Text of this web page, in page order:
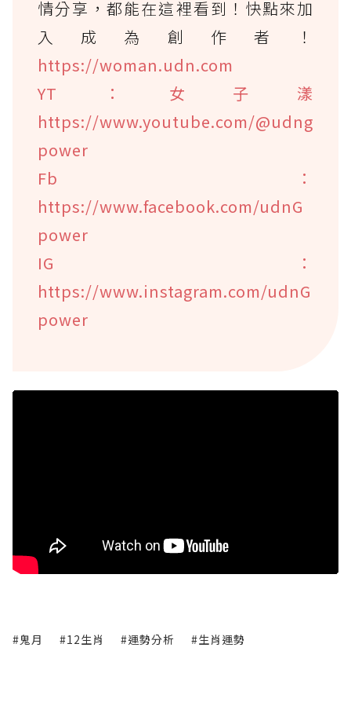
情分享，都能在這裡看到！快點來加
入成為創作者！
https://woman.udn.com
YT：女子漾
https://www.youtube.com/@udng
power
Fb：
https://www.facebook.com/udnG
power
IG：
https://www.instagram.com/udnG
power
#鬼月 #12生肖 #運勢分析 #生肖運勢